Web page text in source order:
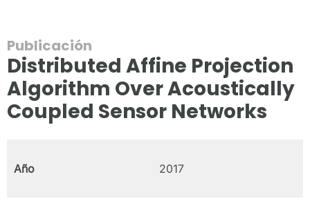
Publicación
Distributed Affine Projection
Algorithm Over Acoustically
Coupled Sensor Networks
Año 2017